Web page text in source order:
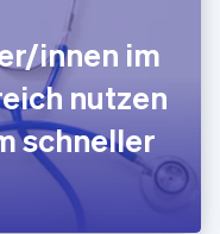
innen im
nutzen
schneller